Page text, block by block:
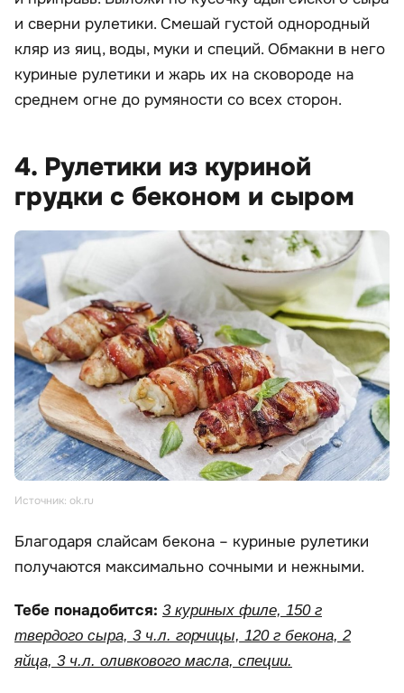
и сверни рулетики. Смешай густой однородный
кляр из яиц, воды, муки и специй. Обмакни в него
куриные рулетики и жарь их на сковороде на
среднем огне до румяности со всех сторон.
4. Рулетики из куриной
грудки с беконом и сыром
Источник: ok.ru
Благодаря слайсам бекона – куриные рулетики
получаются максимально сочными и нежными.
Тебе понадобится: 3 куриных филе, 150 г
твердого сыра, 3 ч.л. горчицы, 120 г бекона, 2
яйца, 3 ч.л. оливкового масла, специи.